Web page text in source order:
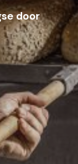
door